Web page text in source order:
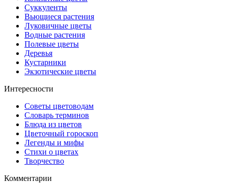
Суккуленты
Вьющиеся растения
Луковичные цветы
Водные растения
Полевые цветы
Деревья
Кустарники
Экзотические цветы
Интересности
Советы цветоводам
Словарь терминов
Блюда из цветов
Цветочный гороскоп
Легенды и мифы
Стихи о цветах
Творчество
Комментарии